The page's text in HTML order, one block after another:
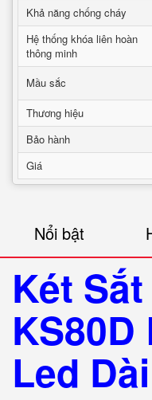
Khả năng chống cháy
Hệ thống khóa liên hoàn
thông minh
Mầu sắc
Thương hiệu
Bảo hành
Giá
Nổi bật
Két
Led Dài